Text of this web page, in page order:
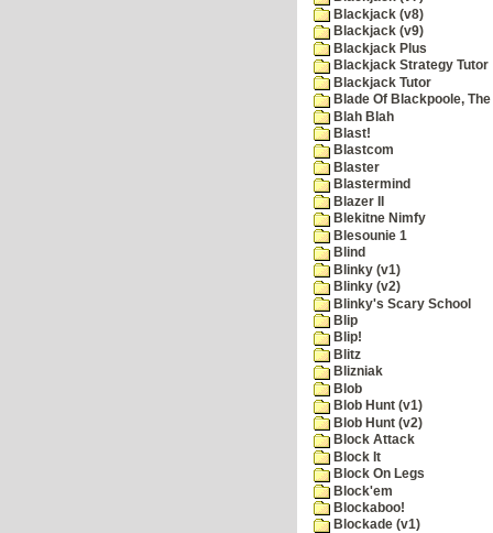
Blackjack (v8)
Blackjack (v9)
Blackjack Plus
Blackjack Strategy Tutor
Blackjack Tutor
Blade Of Blackpoole, The
Blah Blah
Blast!
Blastcom
Blaster
Blastermind
Blazer II
Blekitne Nimfy
Blesounie 1
Blind
Blinky (v1)
Blinky (v2)
Blinky's Scary School
Blip
Blip!
Blitz
Blizniak
Blob
Blob Hunt (v1)
Blob Hunt (v2)
Block Attack
Block It
Block On Legs
Block'em
Blockaboo!
Blockade (v1)